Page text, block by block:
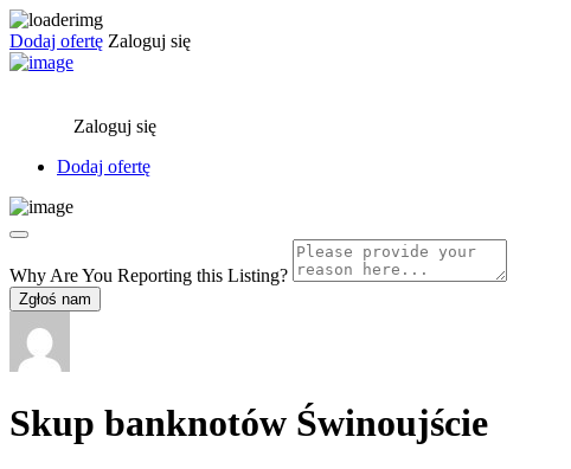
Dodaj ofertę Zaloguj się
Zaloguj się
Dodaj ofertę
Why Are You Reporting this Listing?
Zgłoś nam
Skup banknotów Świnoujście